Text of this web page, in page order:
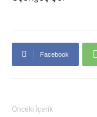
Facebook
Önceki İçerik